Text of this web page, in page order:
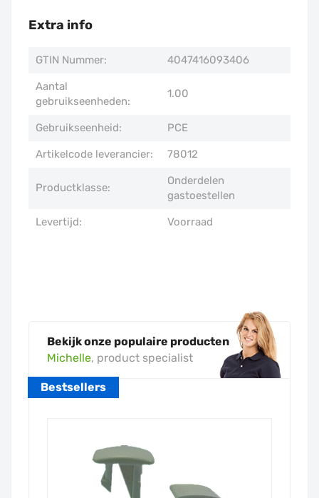
Extra info
GTIN Nummer: 4047416093406
Aantal
gebruikseenheden:
1.00
Gebruikseenheid: PCE
Artikelcode leverancier: 78012
Productklasse:
Onderdelen
gastoestellen
Levertijd: Voorraad
Bekijk onze populaire producten
Michelle, product specialist
Bestsellers